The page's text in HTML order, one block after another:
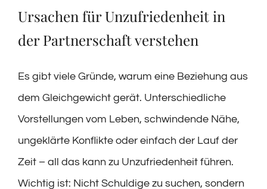
Ursachen für Unzufriedenheit in
der Partnerschaft verstehen
Es gibt viele Gründe, warum eine Beziehung aus
dem Gleichgewicht gerät. Unterschiedliche
Vorstellungen vom Leben, schwindende Nähe,
ungeklärte Konflikte oder einfach der Lauf der
Zeit – all das kann zu Unzufriedenheit führen.
Wichtig ist: Nicht Schuldige zu suchen, sondern